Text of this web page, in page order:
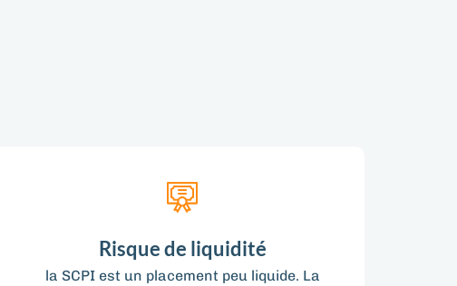
Risque de liquidité
la SCPI est un placement peu liquide. La